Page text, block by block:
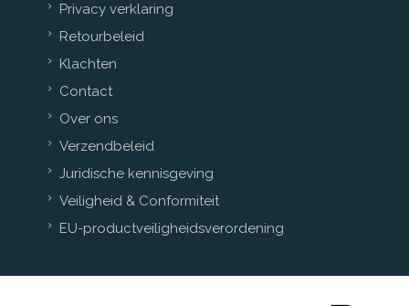
Privacy verklaring
Retourbeleid
Klachten
Contact
Over ons
Verzendbeleid
Juridische kennisgeving
Veiligheid & Conformiteit
EU-productveiligheidsverordening